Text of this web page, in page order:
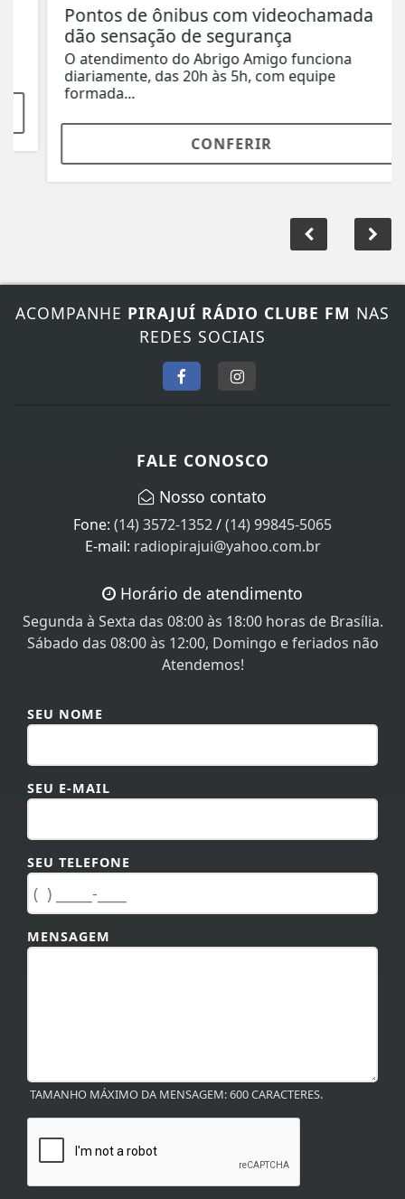
Pontos de ônibus com videochamada
dão sensação de segurança
O atendimento do Abrigo Amigo funciona
diariamente, das 20h às 5h, com equipe
formada...
CONFERIR
ACOMPANHE PIRAJUÍ RÁDIO CLUBE FM NAS
REDES SOCIAIS
FALE CONOSCO
Nosso contato
Fone: (14) 3572-1352/(14) 99845-5065
E-mail: radiopirajui@yahoo.com.br
Horário de atendimento
Segunda à Sexta das 08:00 às 18:00 horas de Brasília.
Sábado das 08:00 às 12:00, Domingo e feriados não
Atendemos!
SEU NOME
SEU E-MAIL
SEU TELEFONE
MENSAGEM
TAMANHO MÁXIMO DA MENSAGEM: 600 CARACTERES.